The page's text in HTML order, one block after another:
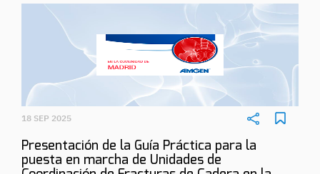
18 SEP 2025
Presentación de la Guía Práctica para la
puesta en marcha de Unidades de